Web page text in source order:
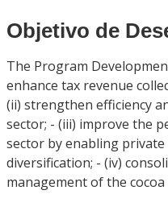
Objetivo de
The Program
enhance tax revenue
(ii) strengthen efficiency
sector; - (iii) improve the
sector by enabling
diversification; - (iv)
management of the cocoa